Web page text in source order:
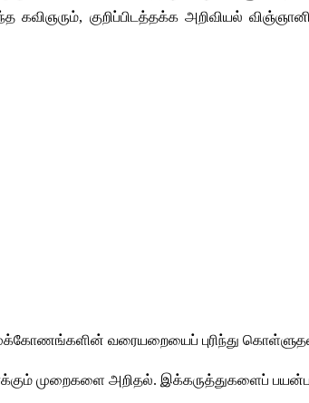
குறிப்பிடத்தக்க அறிவியல்
வரையறையைப் புரிந்து
முறைகளை அறிதல். இக்கருத்துகளைப்